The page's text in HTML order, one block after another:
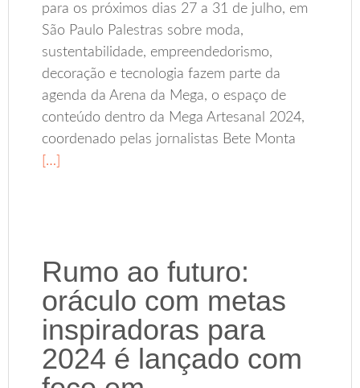
para os próximos dias 27 a 31 de julho, em
São Paulo Palestras sobre moda,
sustentabilidade, empreendedorismo,
decoração e tecnologia fazem parte da
agenda da Arena da Mega, o espaço de
conteúdo dentro da Mega Artesanal 2024,
coordenado pelas jornalistas Bete Monta
[…]
Rumo ao futuro:
oráculo com metas
inspiradoras para
2024 é lançado com